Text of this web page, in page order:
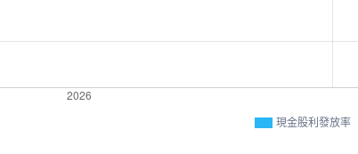
現金股利發放率